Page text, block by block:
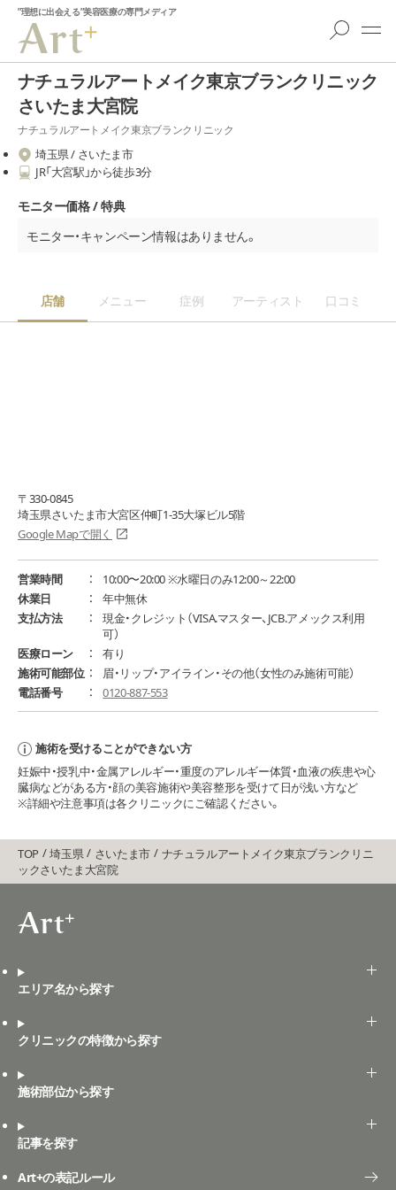
”理想に出会える”美容医療の専門メディア
ナチュラルアートメイク東京ブランクリニック
さいたま大宮院
ナチュラルアートメイク東京ブランクリニック
埼玉県 / さいたま市
JR「大宮駅」から徒歩3分
モニター価格 / 特典
モニター・キャンペーン情報はありません。
店舗 メニュー 症例 アーティスト 口コミ
〒330-0845
埼玉県さいたま市大宮区仲町1-35大塚ビル5階
Google Mapで開く
営業時間
10:00〜20:00 ※水曜日のみ12:00～22:00
休業日
年中無休
支払方法
現金・クレジット（VISA.マスター、JCB.アメックス利用
可）
医療ローン
有り
施術可能部位
眉・リップ・アイライン・その他（女性のみ施術可能）
電話番号
0120-887-553
施術を受けることができない方
妊娠中・授乳中・金属アレルギー・重度のアレルギー体質・血液の疾患や心
臓病などがある方・顔の美容施術や美容整形を受けて日が浅い方など
※詳細や注意事項は各クリニックにご確認ください。
TOP 埼玉県 さいたま市
ナチュラルアートメイク東京ブランクリニ
ックさいたま大宮院
エリア名から探す
クリニックの特徴から探す
施術部位から探す
記事を探す
Art+の表記ルール